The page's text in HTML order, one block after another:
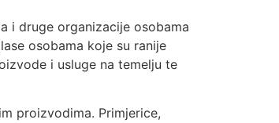
i druge organizacije osobama
osobama koje su ranije
i usluge na temelju te
proizvodima. Primjerice,